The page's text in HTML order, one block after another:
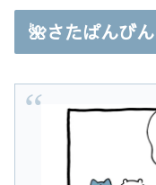
🌺さたぱんびん